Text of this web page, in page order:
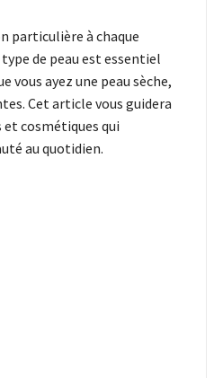
particulière à chaque
de peau est essentiel
ayez une peau sèche,
Cet article vous guidera
cosmétiques qui
au quotidien.